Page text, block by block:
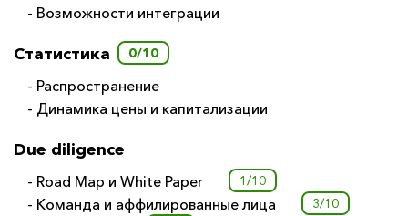
- Возможности интеграции
Статистика 0/10
- Распространение
- Динамика цены и капитализации
Due diligence
- Road Map и White Paper 1/10
- Команда и аффилированные лица 3/10